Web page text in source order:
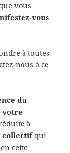
vous
vous
à toutes
nous à ce
du
votre
à
collectifqui
cette